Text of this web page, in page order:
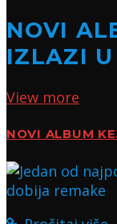
NOVI
IZLAZI U
View more
NOVI ALBUM